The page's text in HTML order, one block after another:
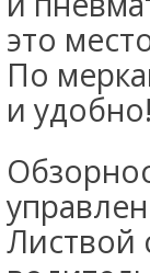
это
По
и
Листвой